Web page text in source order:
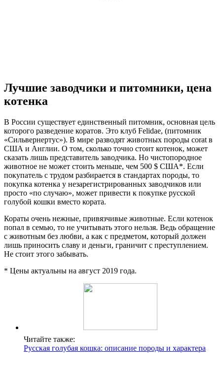
Лучшие заводчики и питомники, цена
котенка
В России существует единственный питомник, основная цель
которого разведение коратов. Это клуб Felidae, (питомник
«Сильвернертус»). В мире разводят животных породы сorat в
США и Англии. О том, сколько точно стоит котенок, может
сказать лишь представитель заводчика. Но чистопородное
животное не может стоить меньше, чем 500 $ США*. Если
покупатель с трудом разбирается в стандартах породы, то
покупка котенка у незарегистрированных заводчиков или
просто «по случаю», может привести к покупке русской
голубой кошки вместо кората.
Кораты очень нежные, привязчивые животные. Если котенок
попал в семью, то не учитывать этого нельзя. Ведь обращение
с животным без любви, а как с предметом, который должен
лишь приносить славу и деньги, граничит с преступлением.
Не стоит этого забывать.
* Цены актуальны на август 2019 года.
Читайте также:
Русская голубая кошка: описание породы и характера